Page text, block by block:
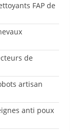
FAP de
de
artisan
anti poux